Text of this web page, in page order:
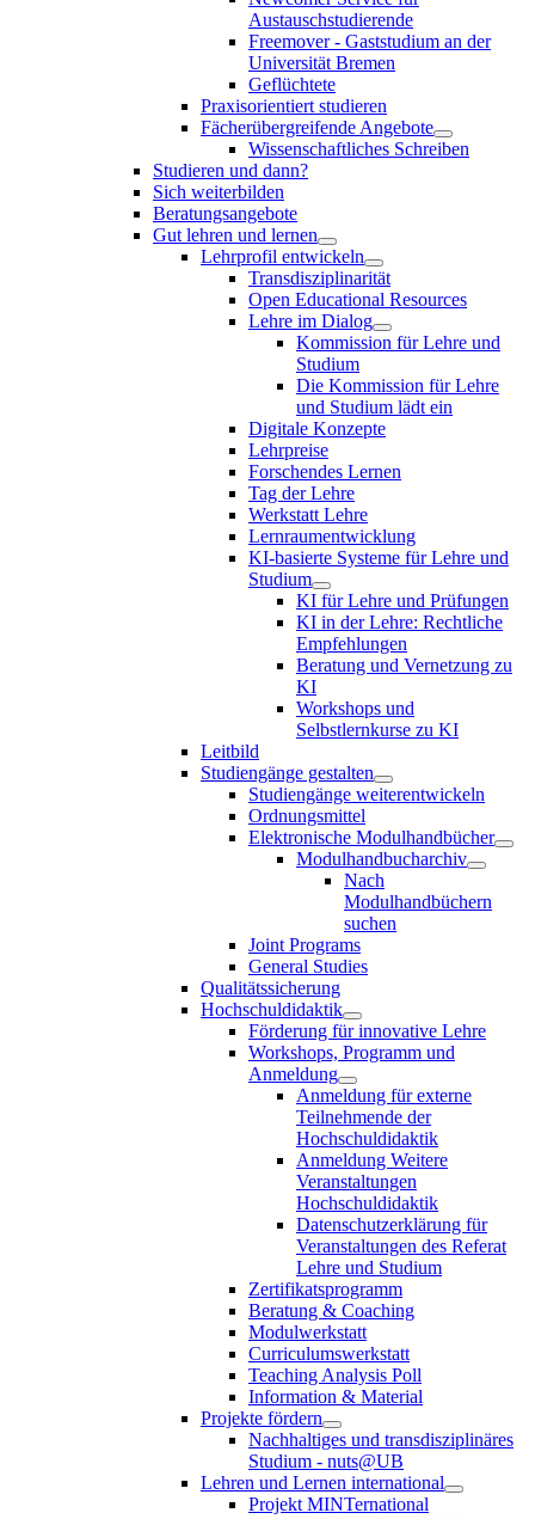
Austauschstudierende
Freemover - Gaststudium an der
Universität Bremen
Geflüchtete
Praxisorientiert studieren
Fächerübergreifende Angebote
Wissenschaftliches Schreiben
Studieren und dann?
Sich weiterbilden
Beratungsangebote
Gut lehren und lernen
Lehrprofil entwickeln
Transdisziplinarität
Open Educational Resources
Lehre im Dialog
Kommission für Lehre und
Studium
Die Kommission für Lehre
und Studium lädt ein
Digitale Konzepte
Lehrpreise
Forschendes Lernen
Tag der Lehre
Werkstatt Lehre
Lernraumentwicklung
KI-basierte Systeme für Lehre und
Studium
KI für Lehre und Prüfungen
KI in der Lehre: Rechtliche
Empfehlungen
Beratung und Vernetzung zu
KI
Workshops und
Selbstlernkurse zu KI
Leitbild
Studiengänge gestalten
Studiengänge weiterentwickeln
Ordnungsmittel
Elektronische Modulhandbücher
Modulhandbucharchiv
Nach
Modulhandbüchern
suchen
Joint Programs
General Studies
Qualitätssicherung
Hochschuldidaktik
Förderung für innovative Lehre
Workshops, Programm und
Anmeldung
Anmeldung für externe
Teilnehmende der
Hochschuldidaktik
Anmeldung Weitere
Veranstaltungen
Hochschuldidaktik
Datenschutzerklärung für
Veranstaltungen des Referat
Lehre und Studium
Zertifikatsprogramm
Beratung & Coaching
Modulwerkstatt
Curriculumswerkstatt
Teaching Analysis Poll
Information & Material
Projekte fördern
Nachhaltiges und transdisziplinäres
Studium - nuts@UB
Lehren und Lernen international
Projekt MINTernational